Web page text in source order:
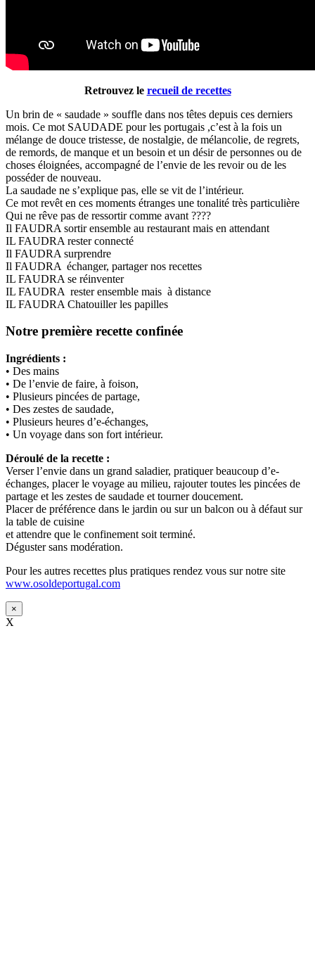
Retrouvez le recueil de recettes
Un brin de « saudade » souffle dans nos têtes depuis ces derniers
mois. Ce mot SAUDADE pour les portugais ,c’est à la fois un
mélange de douce tristesse, de nostalgie, de mélancolie, de regrets,
de remords, de manque et un besoin et un désir de personnes ou de
choses éloignées, accompagné de l’envie de les revoir ou de les
posséder de nouveau.
La saudade ne s’explique pas, elle se vit de l’intérieur.
Ce mot revêt en ces moments étranges une tonalité très particulière
Qui ne rêve pas de ressortir comme avant ????
Il FAUDRA sortir ensemble au restaurant mais en attendant
IL FAUDRA rester connecté
Il FAUDRA surprendre
Il FAUDRA échanger, partager nos recettes
IL FAUDRA se réinventer
IL FAUDRA rester ensemble mais à distance
IL FAUDRA Chatouiller les papilles
Notre première recette confinée
Ingrédients :
• Des mains
• De l’envie de faire, à foison,
• Plusieurs pincées de partage,
• Des zestes de saudade,
• Plusieurs heures d’e-échanges,
• Un voyage dans son fort intérieur.
Déroulé de la recette :
Verser l’envie dans un grand saladier, pratiquer beaucoup d’e-
échanges, placer le voyage au milieu, rajouter toutes les pincées de
partage et les zestes de saudade et tourner doucement.
Placer de préférence dans le jardin ou sur un balcon ou à défaut sur
la table de cuisine
et attendre que le confinement soit terminé.
Déguster sans modération.
Pour les autres recettes plus pratiques rendez vous sur notre site
www.osoldeportugal.com
×
X